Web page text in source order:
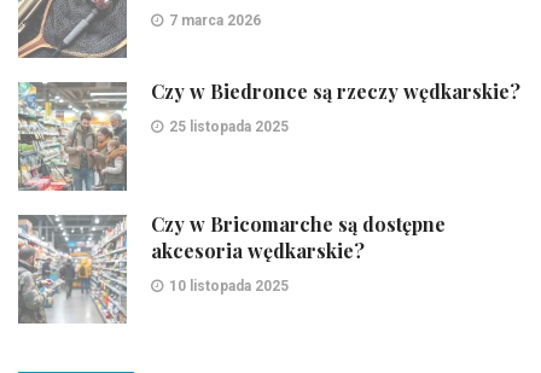
7 marca 2026
Czy w Biedronce są rzeczy wędkarskie?
25 listopada 2025
Czy w Bricomarche są dostępne
akcesoria wędkarskie?
10 listopada 2025